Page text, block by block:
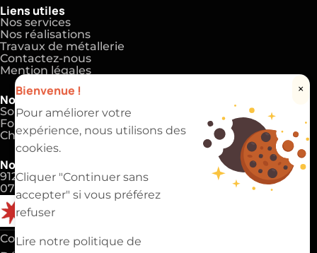
Bienvenue ! ×
Pour améliorer votre
expérience, nous utilisons des
cookies.
Cliquer "Continuer sans
accepter" si vous préférez
refuser
Lire notre politique de
Liens utiles
Nos services
Nos réalisations
Travaux de métallerie
Contactez-nous
Mention légales
Nos expertises
Soudeur et chaudronnier
Formation en métallurgie
Chaudronnerie
Nos coordonnées
91220 Brétigny-sur-Orge
07 83 81 00 69
Copyright 2025 ©EVAPI Industrie